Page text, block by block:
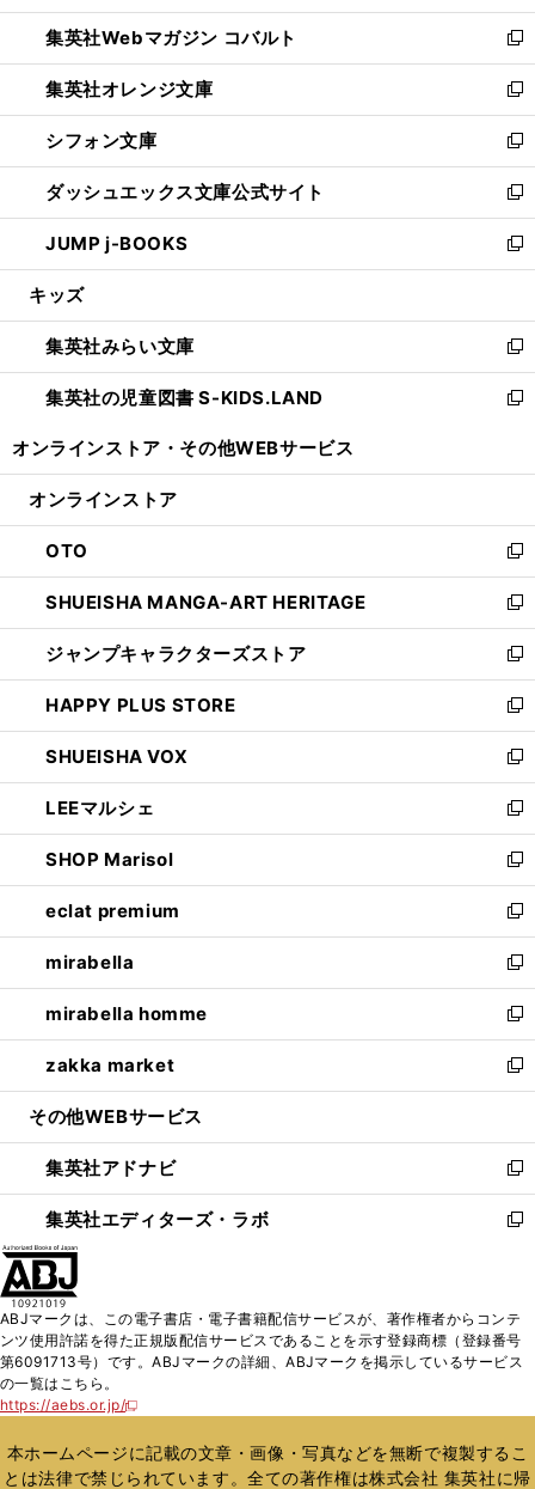
開
く
ウ
で
開
く
ン
ド
ウ
で
開
く
ウ
ィ
ン
ド
ウ
で
開
く
集英社Webマガジン コバルト
新
し
い
ウ
ィ
ン
ド
ウ
で
開
集英社オレンジ文庫
新
し
い
ウ
ィ
ン
ド
ウ
開
く
シフォン文庫
新
し
い
ウ
ィ
ン
ウ
で
開
く
ダッシュエックス文庫公式サイト
新
し
い
ウ
ン
ド
ウ
で
JUMP j-BOOKS
新
し
ウ
ィ
ン
ド
開
キッズ
集英社みらい文庫
新
し
い
ン
ウ
で
開
く
集英社の児童図書 S-KIDS.LAND
新
ウ
ン
ド
ウ
で
開
く
オンラインストア・ その他WEBサービス
オンラインストア
OTO
新
し
い
ウ
ィ
ン
ド
ウ
で
開
く
SHUEISHA MANGA-ART HERITAGE
新
し
い
ウ
ィ
ン
ド
ウ
で
開
く
ジャンプキャラクターズストア
新
し
い
ウ
ィ
ン
ド
ウ
で
開
く
HAPPY PLUS STORE
新
し
い
ウ
ィ
ン
ド
ウ
で
開
く
SHUEISHA VOX
新
し
い
ウ
ィ
ン
ド
ウ
で
開
く
LEEマルシェ
新
し
い
ウ
ィ
ン
ド
ウ
で
開
く
SHOP Marisol
新
し
い
ウ
ィ
ン
ド
ウ
で
開
eclat premium
新
し
い
ウ
ィ
ン
ド
ウ
開
く
mirabella
新
し
い
ウ
ィ
ン
ウ
で
開
く
mirabella homme
新
し
い
ウ
ン
ド
ウ
で
zakka market
新
し
ウ
ィ
ン
ド
く
その他WEBサービス
集英社アドナビ
新
し
い
ド
ウ
で
集英社エディターズ・ラボ
新
ィ
ン
ド
開
く
ABJマークは、この電子書店・電子書籍配信サービスが、著作権者からコンテ
ンツ使用許諾を得た正規版配信サービスであることを示す登録商標（登録番号
第6091713号）です。ABJマークの詳細、ABJマークを掲示しているサービス
の一覧はこちら。
https://aebs.or.jp/
新
い
ウ
ィ
本ホームページに記載の文章・画像・写真などを無断で複製するこ
とは法律で禁じられています。全ての著作権は株式会社 集英社に帰